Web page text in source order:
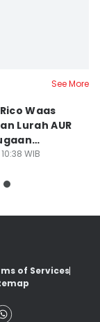
See More
Waas
Lurah AUR
WIB
of Services